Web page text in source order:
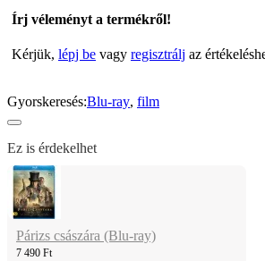
Írj véleményt a termékről!
Kérjük, lépj be vagy regisztrálj az
Gyorskeresés:Blu-ray, film
Ez is érdekelhet
Párizs császára (Blu-ray)
7 490 Ft